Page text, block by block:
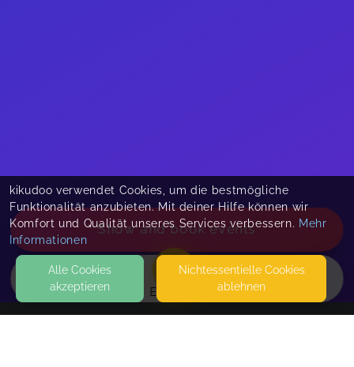
EVENTS
Show and book events
kikudoo verwendet Cookies, um die bestmögliche
Funktionalität anzubieten. Mit deiner Hilfe können wir
Komfort und Qualität unseres Services verbessern. Mehr
Informationen
Alle Cookies
akzeptieren
Nicht­essentielle Cookies
ablehnen